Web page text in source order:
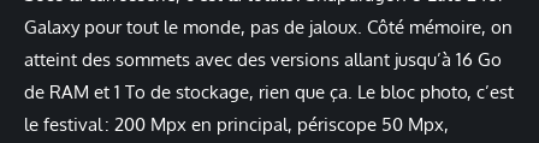
Galaxy pour tout le monde, pas de jaloux. Côté mémoire, on
atteint des sommets avec des versions allant jusqu’à 16 Go
de RAM et 1 To de stockage, rien que ça. Le bloc photo, c’est
le festival : 200 Mpx en principal, périscope 50 Mpx,